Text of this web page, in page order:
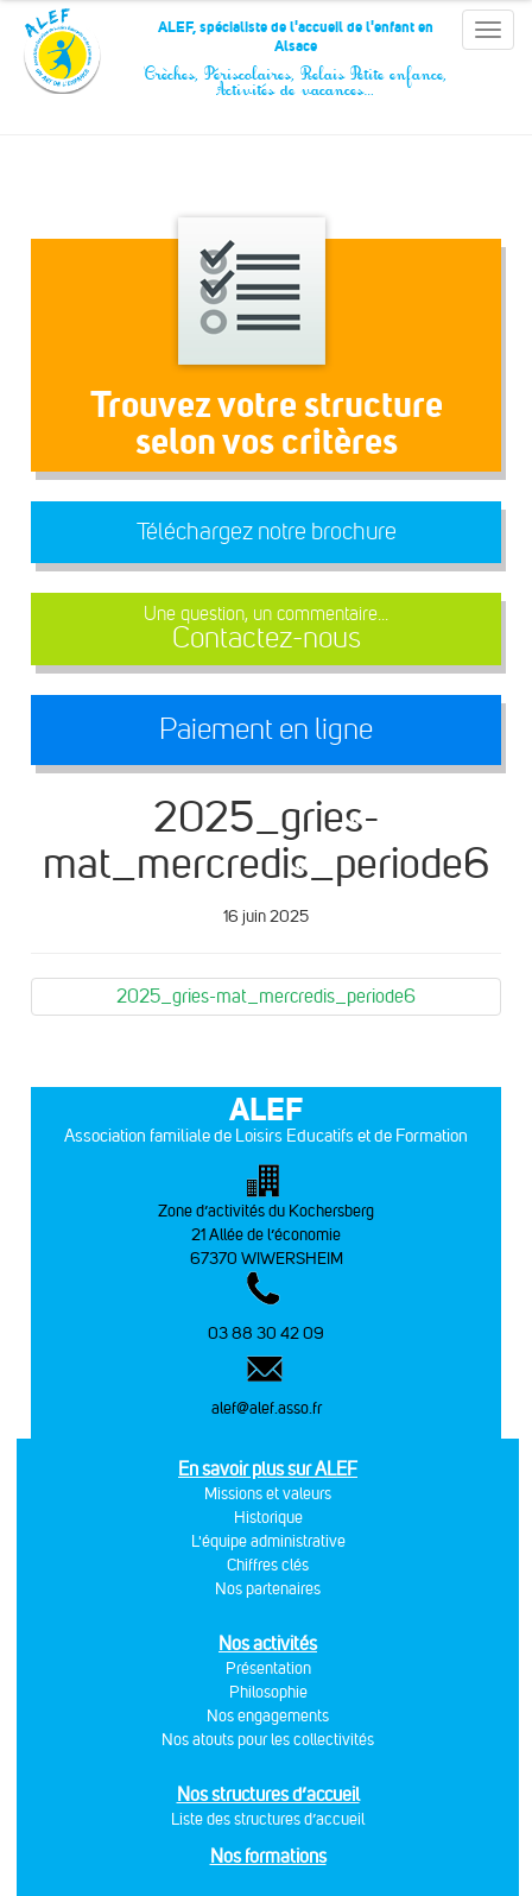
Panneau de gestion des cookies
Toggle
ALEF, spécialiste de l'accueil de l'enfant en
Alsace
Crèches, Périscolaires, Relais Petite enfance,
Activités de vacances…
Trouvez votre structure
selon vos critères
Téléchargez notre brochure
Une question, un commentaire...
Contactez-nous
Paiement en ligne
2025_gries-
mat_mercredis_periode6
16 juin 2025
2025_gries-mat_mercredis_periode6
ALEF
Association familiale de Loisirs Educatifs et de Formation
Zone d’activités du Kochersberg
21 Allée de l’économie
67370 WIWERSHEIM
03 88 30 42 09
alef@alef.asso.fr
En savoir plus sur ALEF
Missions et valeurs
Historique
L'équipe administrative
Chiffres clés
Nos partenaires
Nos activités
Présentation
Philosophie
Nos engagements
Nos atouts pour les collectivités
Nos structures d’accueil
Liste des structures d’accueil
Nos formations